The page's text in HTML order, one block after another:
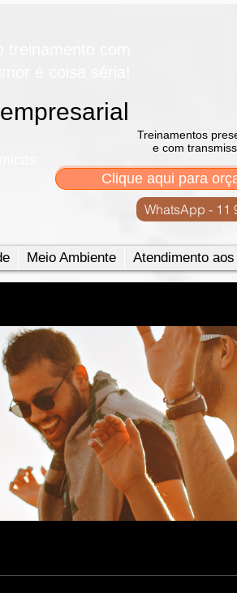
Treinamentos
e com
Clique aqui para
WhatsApp - 11
Meio Ambiente Atendimento